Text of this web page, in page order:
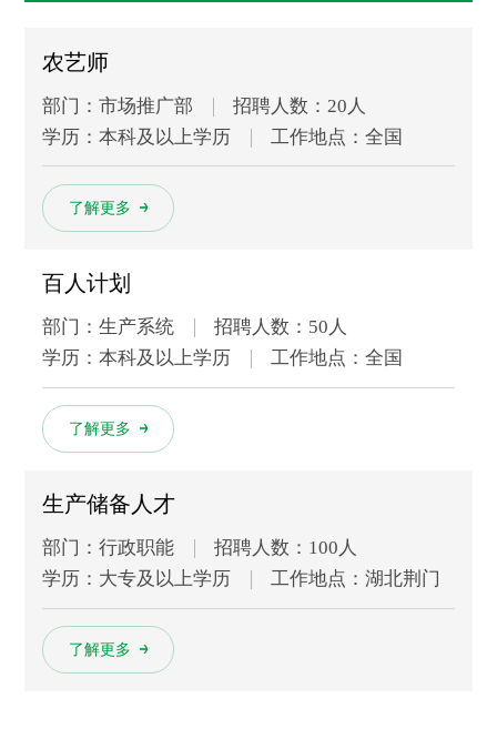
农艺师
部门：市场推广部
招聘人数：20人
学历：本科及以上学历
工作地点：全国
了解更多
百人计划
部门：生产系统
招聘人数：50人
学历：本科及以上学历
工作地点：全国
了解更多
生产储备人才
部门：行政职能
招聘人数：100人
学历：大专及以上学历
工作地点：湖北荆门
了解更多